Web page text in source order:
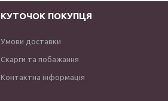
КУТОЧОК ПОКУПЦЯ
Умови доставки
Скарги та побажання
Контактна інформація